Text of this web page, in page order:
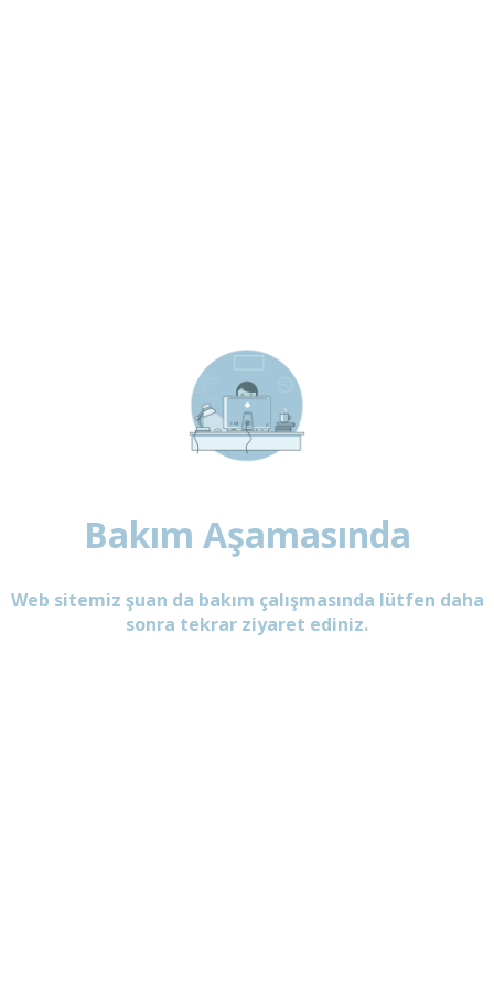
Bakım Aşamasında
Web sitemiz şuan da bakım çalışmasında lütfen daha
sonra tekrar ziyaret ediniz.